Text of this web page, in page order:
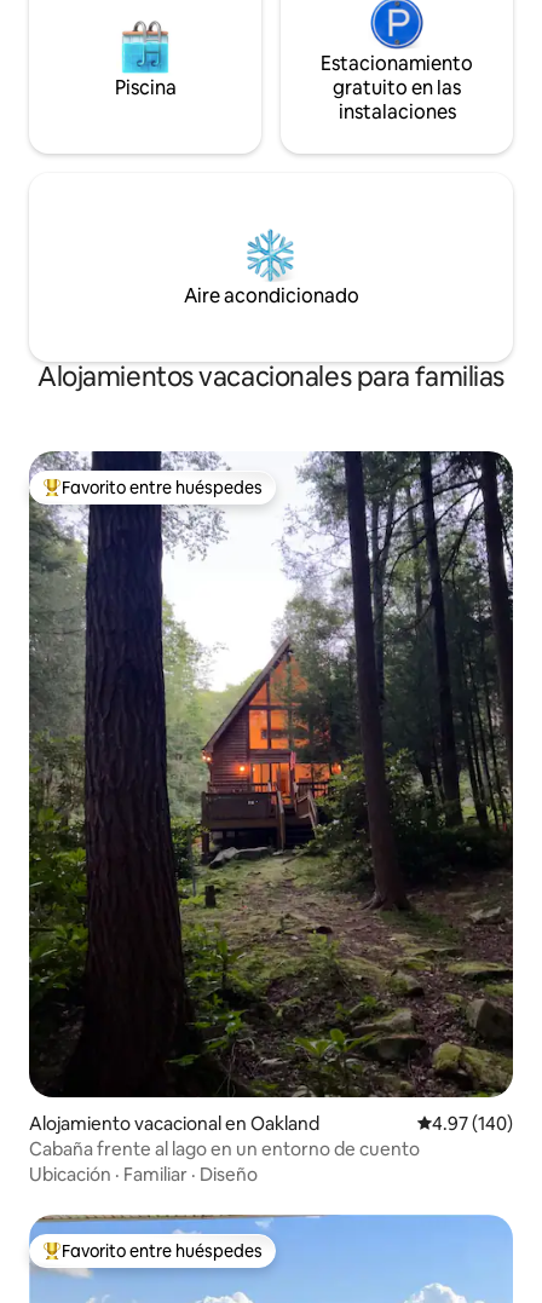
Piscina
Estacionamiento
gratuito en las
instalaciones
Aire acondicionado
Alojamientos vacacionales para familias
Favorito entre huéspedes preferido
Favorito entre huéspedes
Alojamiento vacacional en Oakland Calificación
4.97 (140)
Cabaña frente al lago en un entorno de cuento
Ubicación · Familiar · Diseño
Favorito entre huéspedes preferido
Favorito entre huéspedes